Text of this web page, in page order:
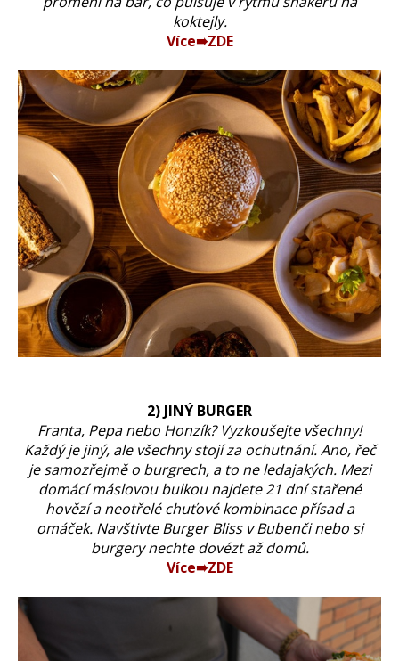
koktejly.
Více➠ZDE
2) JINÝ BURGER
Franta, Pepa nebo Honzík? Vyzkoušejte všechny!
Každý je jiný, ale všechny stojí za ochutnání. Ano, řeč
je samozřejmě o burgrech, a to ne ledajakých. Mezi
domácí máslovou bulkou najdete 21 dní stařené
hovězí a neotřelé chuťové kombinace přísad a
omáček. Navštivte Burger Bliss v Bubenči nebo si
burgery nechte dovézt až domů.
Více➠ZDE